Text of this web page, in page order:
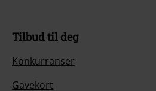
Tilbud til deg
Konkurranser
Gavekort